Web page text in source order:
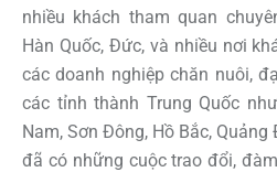
nhiều khách tham quan
Hàn Quốc, Đức, và nhiều nơi
các doanh nghiệp chăn nuôi,
các tỉnh thành Trung Quốc
Nam, Sơn Đông, Hồ Bắc, Quảng
đã có những cuộc trao đổi,